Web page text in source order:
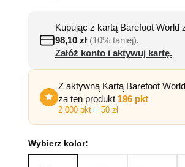
Kupując z kartą Barefoot World
98,10 zł (10% taniej).
Załóż konto i aktywuj kartę.
Z aktywną Kartą Barefoot
za ten produkt 196 pkt
2 000 pkt = 50 zł
Wybierz kolor: